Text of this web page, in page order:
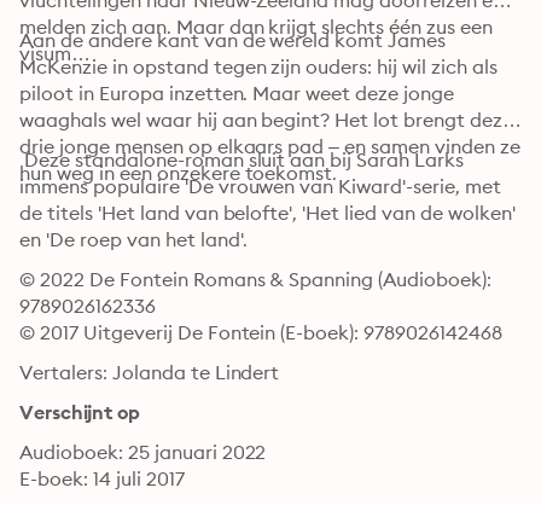
melden zich aan. Maar dan krijgt slechts één zus een
visum…
Aan de andere kant van de wereld komt James
McKenzie in opstand tegen zijn ouders: hij wil zich als
piloot in Europa inzetten. Maar weet deze jonge
waaghals wel waar hij aan begint? Het lot brengt deze
drie jonge mensen op elkaars pad – en samen vinden ze
hun weg in een onzekere toekomst.
Deze standalone-roman sluit aan bij Sarah Larks
immens populaire 'De vrouwen van Kiward'-serie, met
de titels 'Het land van belofte', 'Het lied van de wolken'
en 'De roep van het land'.
© 2022 De Fontein Romans & Spanning (Audioboek):
9789026162336
© 2017 Uitgeverij De Fontein (E-boek): 9789026142468
Vertalers: Jolanda te Lindert
Verschijnt op
Audioboek: 25 januari 2022
E-boek: 14 juli 2017